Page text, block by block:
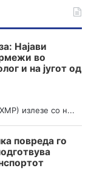
Најави
во
и на југот од
излезе со н...
повреда го